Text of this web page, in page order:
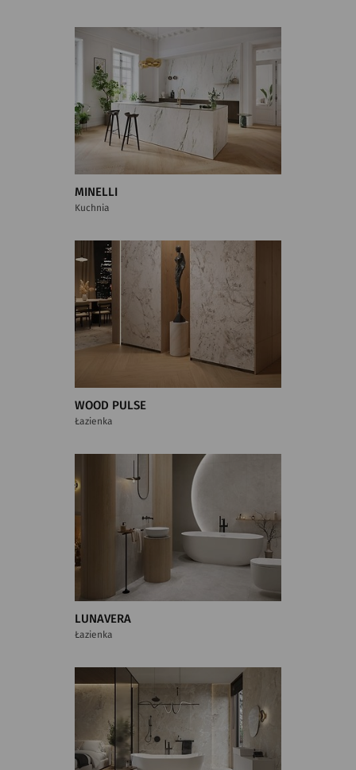
MINELLI
Kuchnia
WOOD PULSE
Łazienka
LUNAVERA
Łazienka